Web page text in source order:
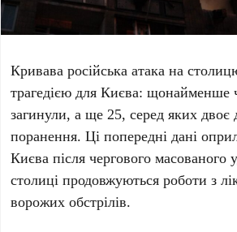
Кривава російська атака на
трагедією для Києва: щонайменше
загинули, а ще25, серед яких двоє
поранення. Ці попередні дані
Києва після чергового масованого
столиці продовжуються роботи з
ворожих обстрілів.